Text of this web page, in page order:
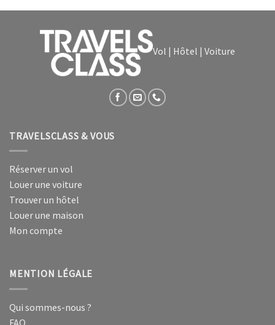
Vol | Hôtel | Voiture
TRAVELSCLASS & VOUS
Réserver un vol
Louer une voiture
Trouver un hôtel
Louer une maison
Mon compte
MENTION LÉGALE
Qui sommes-nous ?
FAQ